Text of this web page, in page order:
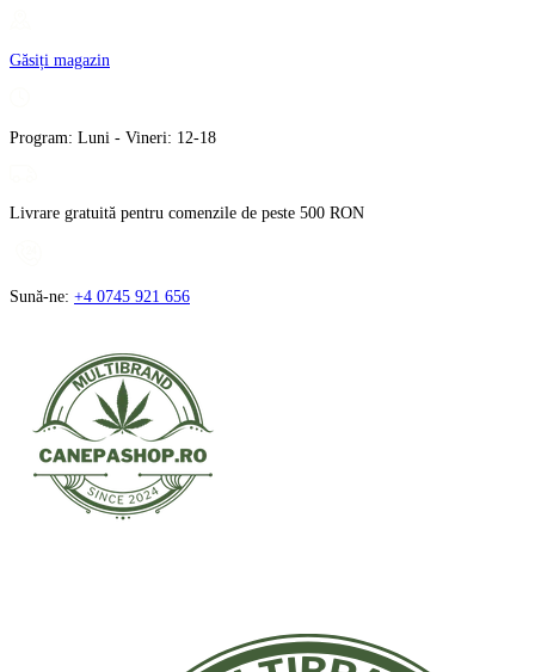
conținut
Găsiți magazin
Program: Luni - Vineri: 12-18
Livrare gratuită pentru comenzile de peste 500 RON
Sună-ne: +4 0745 921 656